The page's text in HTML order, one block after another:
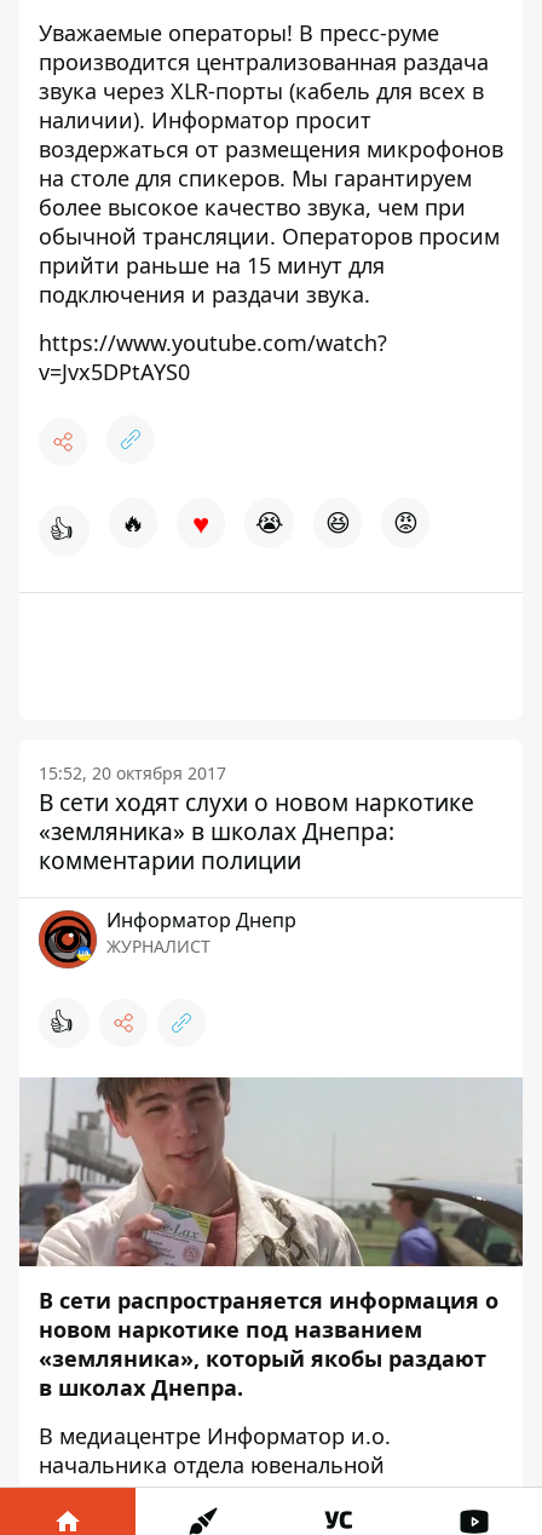
Уважаемые операторы! В пресс-руме
производится централизованная раздача
звука через XLR-порты (кабель для всех в
наличии). Информатор просит
воздержаться от размещения микрофонов
на столе для спикеров. Мы гарантируем
более высокое качество звука, чем при
обычной трансляции. Операторов просим
прийти раньше на 15 минут для
подключения и раздачи звука.
https://www.youtube.com/watch?
v=Jvx5DPtAYS0
👍 🔥 ♥ 😭 😆 😡
15:52, 20 октября 2017
В сети ходят слухи о новом наркотике
«земляника» в школах Днепра:
комментарии полиции
Информатор Днепр
ЖУРНАЛИСТ
👍
В сети распространяется информация о
новом наркотике под названием
«земляника», который якобы раздают
в школах Днепра.
В медиацентре Информатор и.о.
начальника отдела ювенальной
превенции Анна Карпеченкова
опровергла новость о наркотике